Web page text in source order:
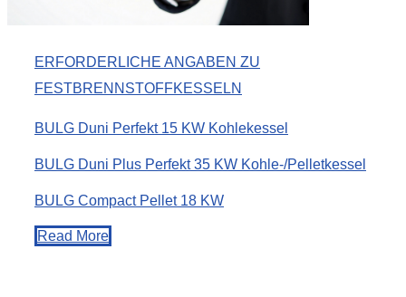
ERFORDERLICHE ANGABEN ZU
FESTBRENNSTOFFKESSELN
BULG Duni Perfekt 15 KW Kohlekessel
BULG Duni Plus Perfekt 35 KW Kohle-/Pelletkessel
BULG Compact Pellet 18 KW
Read More